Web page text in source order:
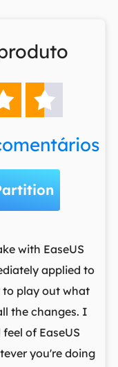

with EaseUS
applied to
to play out what
the changes. I
of EaseUS
you're doing